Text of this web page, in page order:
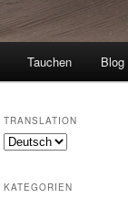
Tauchen Blog
TRANSLATION
KATEGORIEN